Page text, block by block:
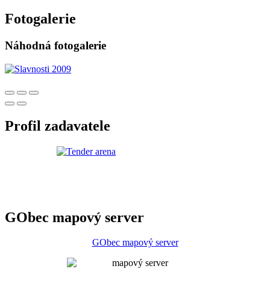
Fotogalerie
Náhodná fotogalerie
Profil zadavatele
GObec mapový server
GObec mapový server